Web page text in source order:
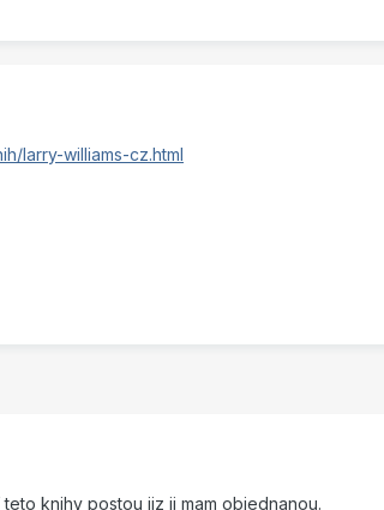
larry-williams-cz.html
knihy postou jiz ji mam objednanou.